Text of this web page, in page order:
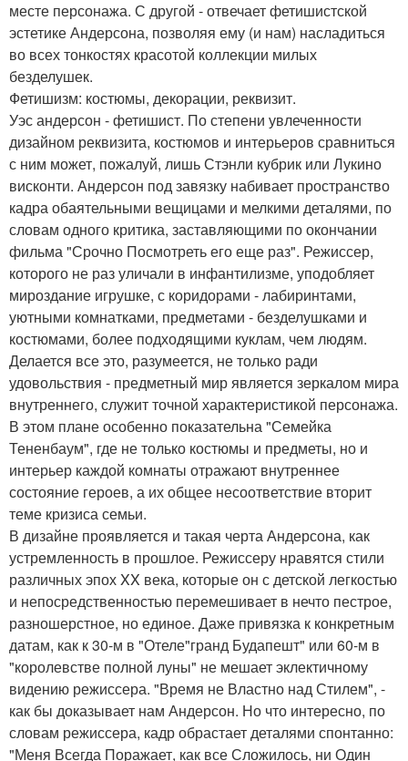
месте персонажа. С другой - отвечает фетишистской
эстетике Андерсона, позволяя ему (и нам) насладиться
во всех тонкостях красотой коллекции милых
безделушек.
Фетишизм: костюмы, декорации, реквизит.
Уэс андерсон - фетишист. По степени увлеченности
дизайном реквизита, костюмов и интерьеров сравниться
с ним может, пожалуй, лишь Стэнли кубрик или Лукино
висконти. Андерсон под завязку набивает пространство
кадра обаятельными вещицами и мелкими деталями, по
словам одного критика, заставляющими по окончании
фильма "Срочно Посмотреть его еще раз". Режиссер,
которого не раз уличали в инфантилизме, уподобляет
мироздание игрушке, с коридорами - лабиринтами,
уютными комнатками, предметами - безделушками и
костюмами, более подходящими куклам, чем людям.
Делается все это, разумеется, не только ради
удовольствия - предметный мир является зеркалом мира
внутреннего, служит точной характеристикой персонажа.
В этом плане особенно показательна "Семейка
Тененбаум", где не только костюмы и предметы, но и
интерьер каждой комнаты отражают внутреннее
состояние героев, а их общее несоответствие вторит
теме кризиса семьи.
В дизайне проявляется и такая черта Андерсона, как
устремленность в прошлое. Режиссеру нравятся стили
различных эпох XX века, которые он с детской легкостью
и непосредственностью перемешивает в нечто пестрое,
разношерстное, но единое. Даже привязка к конкретным
датам, как к 30-м в "Отеле"гранд Будапешт" или 60-м в
"королевстве полной луны" не мешает эклектичному
видению режиссера. "Время не Властно над Стилем", -
как бы доказывает нам Андерсон. Но что интересно, по
словам режиссера, кадр обрастает деталями спонтанно:
"Меня Всегда Поражает, как все Сложилось, ни Один